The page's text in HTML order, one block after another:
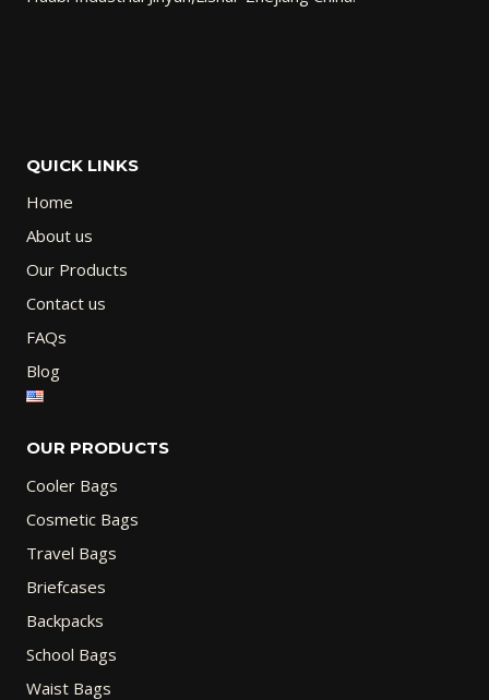
QUICK LINKS
Home
About us
Our Products
Contact us
FAQs
Blog
OUR PRODUCTS
Cooler Bags
Cosmetic Bags
Travel Bags
Briefcases
Backpacks
School Bags
Waist Bags